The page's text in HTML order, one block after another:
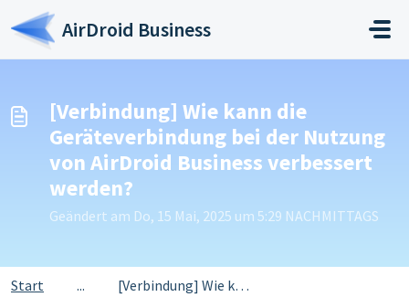
Zum hauptsächlichen Inhalt gehen
AirDroid Business
[Verbindung] Wie kann die
Geräteverbindung bei der Nutzung
von AirDroid Business verbessert
werden?
Geändert am Do, 15 Mai, 2025 um 5:29 NACHMITTAGS
Start ... [Verbindung] Wie kann die Geräteverbindung bei der Nutzun...